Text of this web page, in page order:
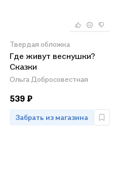
Твердая обложка
Где живут веснушки?
Сказки
Ольга Добросовестная
539 ₽
Забрать из магазина